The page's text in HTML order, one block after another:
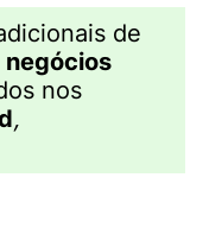
de
negócios
nos
,